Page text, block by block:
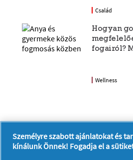
Család
Hogyan
fogairól?
Wellness
Rólunk
Kapcsolatfelvétel
A pg.com felkeresése
Személyre szabott ajánlatokat és
kínálunk Önnek! Fogadja el a